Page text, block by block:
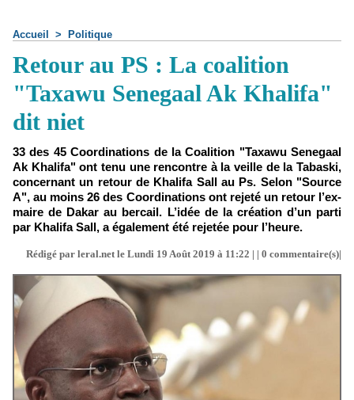
Accueil > Politique
Retour au PS : La coalition
"Taxawu Senegaal Ak Khalifa"
dit niet
33 des 45 Coordinations de la Coalition "Taxawu Senegaal
Ak Khalifa" ont tenu une rencontre à la veille de la Tabaski,
concernant un retour de Khalifa Sall au Ps. Selon "Source
A", au moins 26 des Coordinations ont rejeté un retour l’ex-
maire de Dakar au bercail. L’idée de la création d’un parti
par Khalifa Sall, a également été rejetée pour l’heure.
Rédigé par leral.net le Lundi 19 Août 2019 à 11:22 | | 0 commentaire(s)|